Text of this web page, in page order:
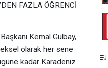
FAZLA ÖĞRENCİ
Kemal Gülbay,
olarak her sene
kadar Karadeniz